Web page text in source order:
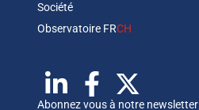
Société
Observatoire FRCH
Abonnez vous à notre newsletter